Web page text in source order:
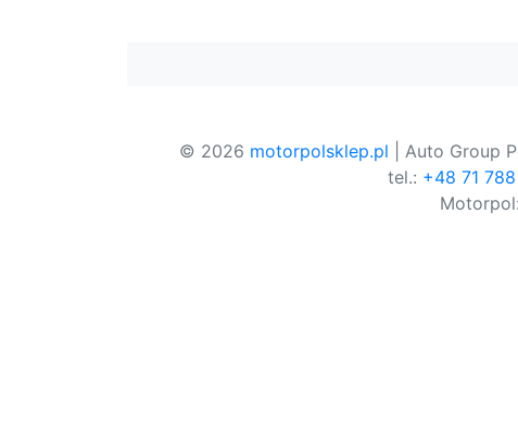
© 2026 motorpolsklep.pl | Auto Group
tel.: +48 71